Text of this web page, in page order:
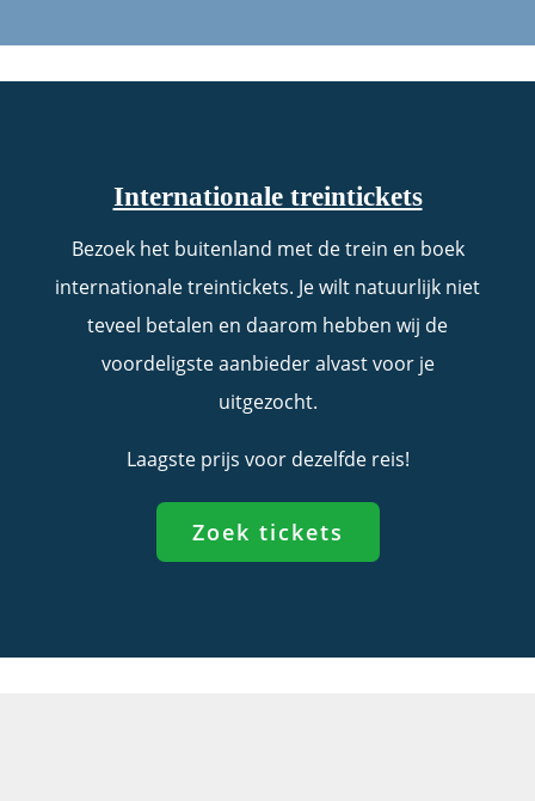
Internationale treintickets
Bezoek het buitenland met de trein en boek
internationale treintickets. Je wilt natuurlijk niet
teveel betalen en daarom hebben wij de
voordeligste aanbieder alvast voor je
uitgezocht.
Laagste prijs voor dezelfde reis!
Zoek tickets